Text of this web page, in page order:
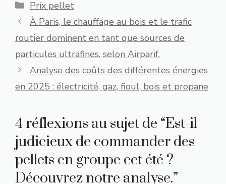
Catégories
Prix pellet
À Paris, le chauffage au bois et le trafic
routier dominent en tant que sources de
particules ultrafines, selon Airparif.
Analyse des coûts des différentes énergies
en 2025 : électricité, gaz, fioul, bois et propane
4 réflexions au sujet de “Est-il
judicieux de commander des
pellets en groupe cet été ?
Découvrez notre analyse.”